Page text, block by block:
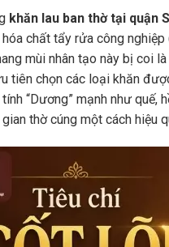
khăn lau ban thờ tại quận
chất tẩy rửa công
mùi nhân tạo này bị coi
tiên chọn các loại khăn
“Dương” mạnh như
gian thờ cúng một cách hiệu